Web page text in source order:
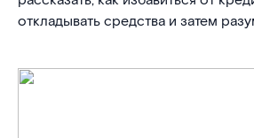
откладывать средства и затем